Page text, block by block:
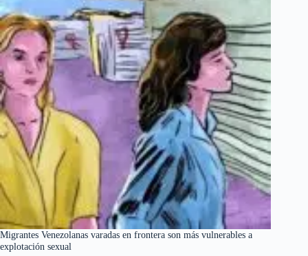
Migrantes Venezolanas varadas en frontera son más vulnerables a
explotación sexual